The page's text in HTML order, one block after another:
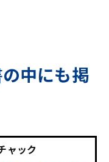
中にも掲
ャック